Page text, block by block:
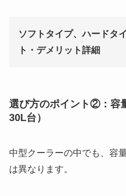
ソフトタイプ、ハードタ
ト・デメリット詳細
選び方のポイント②：容
30L台）
中型クーラーの中でも、容
は異なります。